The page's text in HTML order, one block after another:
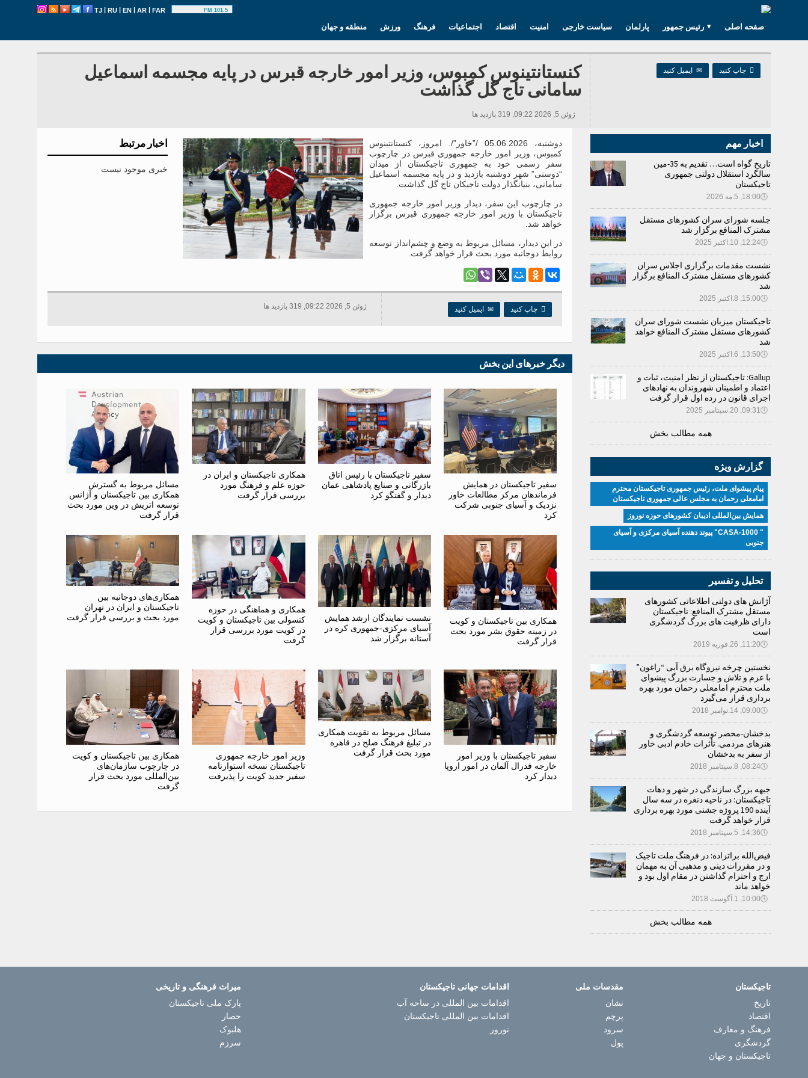
TJ | RU | EN | AR | FAR 101.5 FM
منطقه و جهان ورزش فرهنگ اجتماعیات اقتصاد امنیت سیاست خارجی پارلمان رئیس جمهور صفحه اصلی
 چاپ کنید ✉ ایمیل کنید کنستانتینوس کمبوس، وزیر امور خارجه قبرس در پایه مجسمه اسماعیل
سامانی تاج گل گذاشت
ژوئن 5, 2026 09:22, 319 بازدید ها
اخبار مرتبط
خبری موجود نیست
دوشنبه، 05.06.2026 /”خاور”/. امروز، کنستانتینوس
کمبوس، وزیر امور خارجه جمهوری قبرس در چارچوب
سفر رسمی خود به جمهوری تاجیکستان از میدان
“دوستی” شهر دوشنبه بازدید و در پایه مجسمه اسماعیل
سامانی، بنیانگذار دولت تاجیکان تاج گل گذاشت.
در چارچوب این سفر، دیدار وزیر امور خارجه جمهوری
تاجیکستان با وزیر امور خارجه جمهوری قبرس برگزار
خواهد شد.
در این دیدار، مسائل مربوط به وضع و چشم‌انداز توسعه
روابط دوجانبه مورد بحث قرار خواهد گرفت.
 چاپ کنید ✉ ایمیل کنید ژوئن 5, 2026 09:22, 319 بازدید ها
دیگر خبرهای این بخش
سفیر تاجیکستان در همایش
فرماندهان مرکز مطالعات خاور
نزدیک و آسیای جنوبی شرکت
کرد
سفیر تاجیکستان با رئیس اتاق
بازرگانی و صنایع پادشاهی عمان
دیدار و گفتگو کرد
همکاری تاجیکستان و ایران در
حوزه علم و فرهنگ مورد
بررسی قرار گرفت
مسائل مربوط به گسترش
همکاری بین تاجیکستان و آژانس
توسعه اتریش در وین مورد بحث
قرار گرفت
همکاری بین تاجیکستان و کویت
در زمینه حقوق بشر مورد بحث
قرار گرفت
نشست نمایندگان ارشد همایش
آسیای مرکزی-جمهوری کره در
آستانه برگزار شد
همکاری و هماهنگی در حوزه
کنسولی بین تاجیکستان و کویت
در کویت مورد بررسی قرار
گرفت
همکاری‌های دوجانبه بین
تاجیکستان و ایران در تهران
مورد بحث و بررسی قرار گرفت
سفیر تاجیکستان با وزیر امور
خارجه فدرال آلمان در امور اروپا
دیدار کرد
مسائل مربوط به تقویت همکاری
در تبلیغ فرهنگ صلح در قاهره
مورد بحث قرار گرفت
وزیر امور خارجه جمهوری
تاجیکستان نسخه استوارنامه
سفیر جدید کویت را پذیرفت
همکاری بین تاجیکستان و کویت
در چارچوب سازمان‌های
بین‌المللی مورد بحث قرار
گرفت
اخبار مهم
تاریخ گواه است… تقدیم به 35-مین
سالگرد استقلال دولتی جمهوری
تاجیکستان
🕔18:00, 5.مه 2026
جلسه شورای سران کشورهای مستقل
مشترک المنافع برگزار شد
🕔12:24, 10.اکتبر 2025
نشست مقدمات برگزاری اجلاس سران
کشورهای مستقل مشترک المنافع برگزار
شد
🕔15:00, 8.اکتبر 2025
تاجیکستان میزبان نشست شورای سران
کشورهای مستقل مشترک المنافع خواهد
شد
🕔13:50, 6.اکتبر 2025
Gallup: تاجیکستان از نظر امنیت، ثبات و
اعتماد و اطمینان شهروندان به نهادهای
اجرای قانون در رده اول قرار گرفت
🕔09:31, 20.سپتامبر 2025
همه مطالب بخش
گزارش ویژه
پیام پیشوای ملت، رئیس جمهوری تاجیکستان محترم
امامعلی رحمان به مجلس عالی جمهوری تاجیکستان
همایش بین‌المللی ادیبان کشور‌های حوزه نوروز
" CASA-1000" پیوند دهنده آسیای مرکزی و آسیای
جنوبی
تحلیل و تفسیر
آژانش های دولتی اطلاعاتی کشورهای
مستقل مشترک المنافع: تاجیکستان
دارای ظرفیت های بزرگ گردشگری
است
🕔11:20, 26.فوریه 2019
نخستین چرخه نیروگاه برق آبی “راغون”
با عزم و تلاش و جسارت بزرگ پیشوای
ملت محترم امامعلی رحمان مورد بهره
برداری قرار می‌گیرد
🕔09:00, 14.نوامبر 2018
بدخشان-محضر توسعه گردشگری و
هنرهای مردمی. تأثرات خادم ادبی خاور
از سفر به بدخشان
🕔08:24, 8.سپتامبر 2018
جبهه بزرگ سازندگی در شهر و دهات
تاجیکستان: در ناحیه دنغره در سه سال
آینده 190 پروژه جشنی مورد بهره برداری
قرار خواهد گرفت
🕔14:36, 5.سپتامبر 2018
فیض‌الله براتزاده: در فرهنگ ملت تاجیک
و در مقررات دینی و مذهبی آن به مهمان
ارج و احترام گذاشتن در مقام اول بود و
خواهد ماند
🕔10:00, 1.آگوست 2018
همه مطالب بخش
تاجیکستان
تاریخ
اقتصاد
فرهنگ و معارف
گردشگری
تاجیکستان و جهان
مقدسات ملی
نشان
پرچم
سرود
پول
اقدامات جهانی تاجیکستان
اقدامات بین المللی در ساحه آب
اقدامات بین المللی تاجیکستان
نوروز
میراث فرهنگی و تاریخی
پارک ملی تاجیکستان
حصار
هلبوک
سرزم